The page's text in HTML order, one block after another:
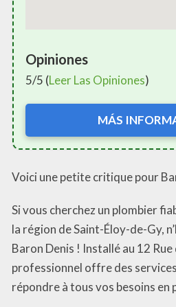
Opiniones
5/5 (Leer Las Opiniones)
MÁS
Voici une petite critique pour
Si vous cherchez un plombier
la région de Saint-Éloy-de-Gy,
Baron Denis ! Installé au 12
professionnel offre des
répondre à tous vos besoins